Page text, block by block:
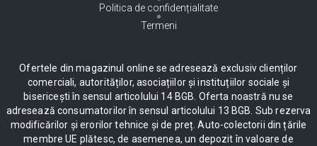
Politica de confidențialitate
Termeni
Ofertele din magazinul online se adresează exclusiv clienților
comerciali, autorităților, asociațiilor și instituțiilor sociale și
bisericești în sensul articolului 14 BGB. Oferta noastră nu se
adresează consumatorilor în sensul articolului 13 BGB. Sub rezerva
modificărilor și erorilor tehnice și de preț. Auto-colectorii din țările
membre UE plătesc, de asemenea, un depozit în valoare de